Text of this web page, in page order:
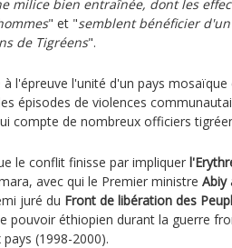
milice bien entraînée, dont les
" et "semblent bénéficier
de Tigréens".
l'épreuve l'unité d'un pays mosaïque
épisodes de violences
compte de nombreux officiers
le conflit finisse par impliquer
avec qui le Premier ministre Abiy
juré du Front de libération des
pouvoir éthiopien durant la guerre
(1998-2000).